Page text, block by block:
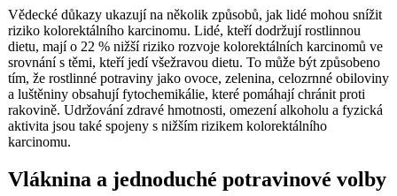
Vědecké důkazy ukazují na několik způsobů, jak lidé mohou snížit
riziko kolorektálního karcinomu. Lidé, kteří dodržují rostlinnou
dietu, mají o 22 % nižší riziko rozvoje kolorektálních karcinomů ve
srovnání s těmi, kteří jedí všežravou dietu. To může být způsobeno
tím, že rostlinné potraviny jako ovoce, zelenina, celozrnné obiloviny
a luštěniny obsahují fytochemikálie, které pomáhají chránit proti
rakovině. Udržování zdravé hmotnosti, omezení alkoholu a fyzická
aktivita jsou také spojeny s nižším rizikem kolorektálního
karcinomu.
Vláknina a jednoduché potravinové volby